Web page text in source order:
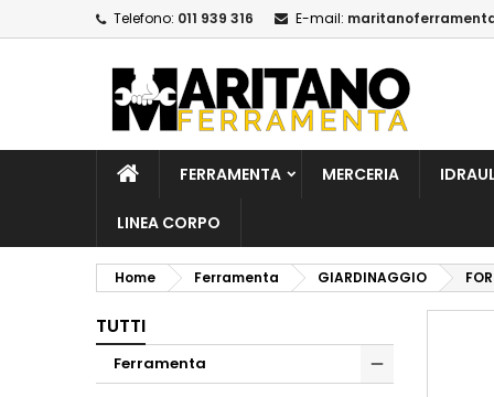
Telefono: 011 939 316 E-mail:
FERRAMENTA MERCERIA
LINEA CORPO
Home Ferramenta GIARDINAGGIO
TUTTI
Ferramenta